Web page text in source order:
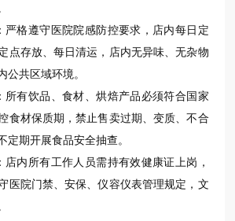
严格遵守医院院感防控要求，店内每日定
点存放、每日清运，店内无异味、无杂物
公共区域环境。
所有饮品、食材、烘焙产品必须符合国家
食材保质期，禁止售卖过期、变质、不合
定期开展食品安全抽查。
店内所有工作人员需持有效健康证上岗，
医院门禁、安保、仪容仪表管理规定，文